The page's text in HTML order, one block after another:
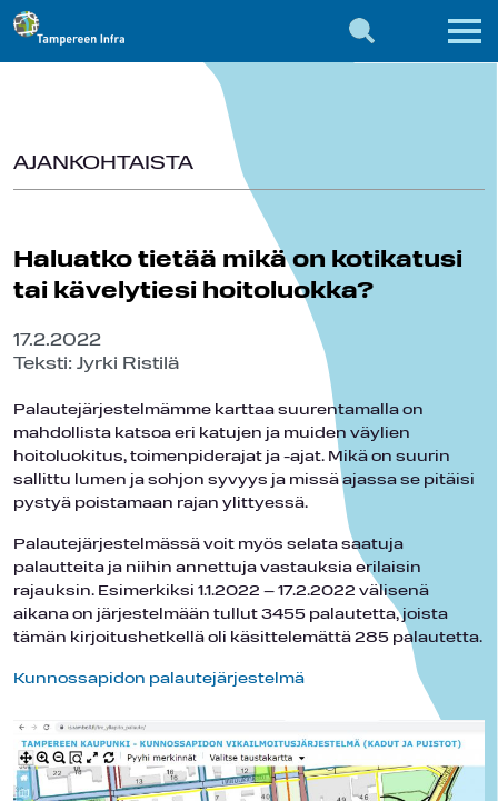
AJANKOHTAISTA
Haluatko tietää mikä on kotikatusi
tai kävelytiesi hoitoluokka?
17.2.2022
Teksti: Jyrki Ristilä
Palautejärjestelmämme karttaa suurentamalla on
mahdollista katsoa eri katujen ja muiden väylien
hoitoluokitus, toimenpiderajat ja -ajat. Mikä on suurin
sallittu lumen ja sohjon syvyys ja missä ajassa se pitäisi
pystyä poistamaan rajan ylittyessä.
Palautejärjestelmässä voit myös selata saatuja
palautteita ja niihin annettuja vastauksia erilaisin
rajauksin. Esimerkiksi 1.1.2022 – 17.2.2022 välisenä
aikana on järjestelmään tullut 3455 palautetta, joista
tämän kirjoitushetkellä oli käsittelemättä 285 palautetta.
Kunnossapidon palautejärjestelmä